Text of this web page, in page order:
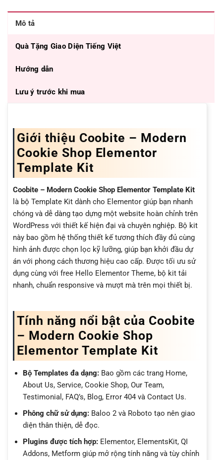
Mô tả
Quà Tặng Giao Diện Tiếng Việt
Hướng dẫn
Lưu ý trước khi mua
Giới thiệu Coobite – Modern
Cookie Shop Elementor
Template Kit
Coobite – Modern Cookie Shop Elementor Template Kit
là bộ Template Kit dành cho Elementor giúp bạn nhanh
chóng và dễ dàng tạo dựng một website hoàn chỉnh trên
WordPress với thiết kế hiện đại và chuyên nghiệp. Bộ kit
này bao gồm hệ thống thiết kế tương thích đầy đủ cùng
hình ảnh được chọn lọc kỹ lưỡng, giúp bạn khởi đầu dự
án với phong cách thương hiệu cao cấp. Được tối ưu sử
dụng cùng với free Hello Elementor Theme, bộ kit tải
nhanh, chuẩn responsive và mượt mà trên mọi thiết bị.
Tính năng nổi bật của Coobite
– Modern Cookie Shop
Elementor Template Kit
Bộ Templates đa dạng:Bao gồm các trang Home,
About Us, Service, Cookie Shop, Our Team,
Testimonial, FAQ’s, Blog, Error 404 và Contact Us.
Phông chữ sử dụng:Baloo 2 và Roboto tạo nên giao
diện thân thiện, dễ đọc.
Plugins được tích hợp:Elementor, ElementsKit, QI
Addons, Metform giúp mở rộng tính năng và tùy chỉnh